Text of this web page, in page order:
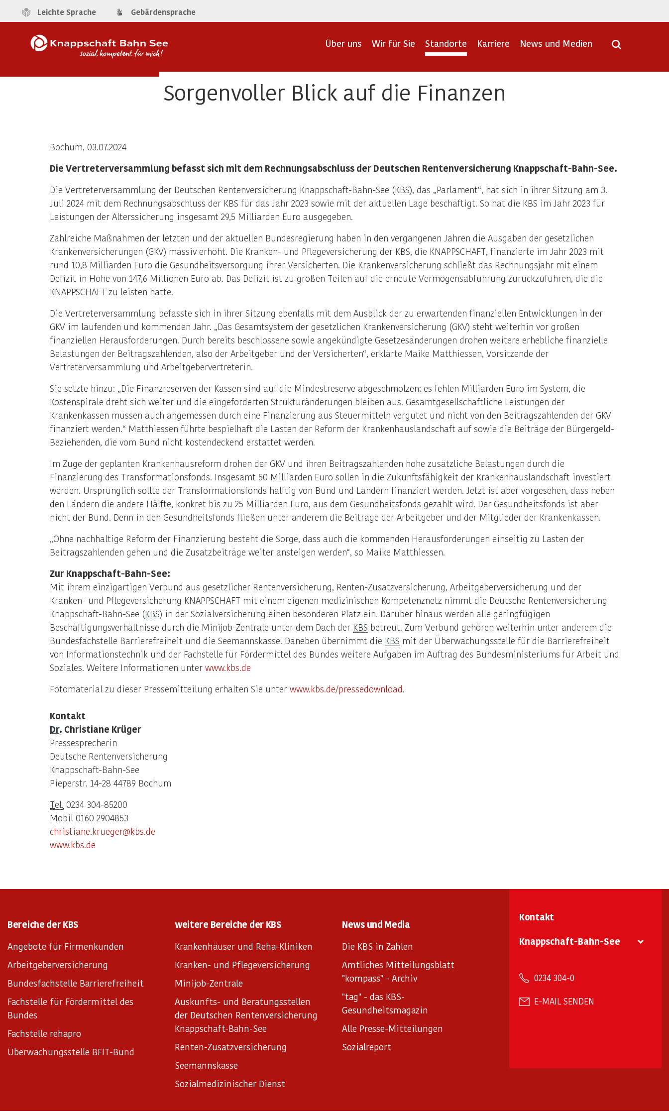
Leichte Sprache Gebärdensprache
Über uns Wir für Sie Standorte Karriere News und Medien
Sorgenvoller Blick auf die Finanzen
Bochum, 03.07.2024
Die Vertreterversammlung befasst sich mit dem Rechnungsabschluss der Deutschen Rentenversicherung Knappschaft-Bahn-See.
Die Vertreterversammlung der Deutschen Rentenversicherung Knappschaft-Bahn-See (KBS), das „Parlament“, hat sich in ihrer Sitzung am 3.
Juli 2024 mit dem Rechnungsabschluss der KBS für das Jahr 2023 sowie mit der aktuellen Lage beschäftigt. So hat die KBS im Jahr 2023 für
Leistungen der Alterssicherung insgesamt 29,5 Milliarden Euro ausgegeben.
Zahlreiche Maßnahmen der letzten und der aktuellen Bundesregierung haben in den vergangenen Jahren die Ausgaben der gesetzlichen
Krankenversicherungen (GKV) massiv erhöht. Die Kranken- und Pflegeversicherung der KBS, die KNAPPSCHAFT, finanzierte im Jahr 2023 mit
rund 10,8 Milliarden Euro die Gesundheitsversorgung ihrer Versicherten. Die Krankenversicherung schließt das Rechnungsjahr mit einem
Defizit in Höhe von 147,6 Millionen Euro ab. Das Defizit ist zu großen Teilen auf die erneute Vermögensabführung zurückzuführen, die die
KNAPPSCHAFT zu leisten hatte.
Die Vertreterversammlung befasste sich in ihrer Sitzung ebenfalls mit dem Ausblick der zu erwartenden finanziellen Entwicklungen in der
GKV im laufenden und kommenden Jahr. „Das Gesamtsystem der gesetzlichen Krankenversicherung (GKV) steht weiterhin vor großen
finanziellen Herausforderungen. Durch bereits beschlossene sowie angekündigte Gesetzesänderungen drohen weitere erhebliche finanzielle
Belastungen der Beitragszahlenden, also der Arbeitgeber und der Versicherten“, erklärte Maike Matthiessen, Vorsitzende der
Vertreterversammlung und Arbeitgebervertreterin.
Sie setzte hinzu: „Die Finanzreserven der Kassen sind auf die Mindestreserve abgeschmolzen; es fehlen Milliarden Euro im System, die
Kostenspirale dreht sich weiter und die eingeforderten Strukturänderungen bleiben aus. Gesamtgesellschaftliche Leistungen der
Krankenkassen müssen auch angemessen durch eine Finanzierung aus Steuermitteln vergütet und nicht von den Beitragszahlenden der GKV
finanziert werden.“ Matthiessen führte bespielhaft die Lasten der Reform der Krankenhauslandschaft auf sowie die Beiträge der Bürgergeld-
Beziehenden, die vom Bund nicht kostendeckend erstattet werden.
Im Zuge der geplanten Krankenhausreform drohen der GKV und ihren Beitragszahlenden hohe zusätzliche Belastungen durch die
Finanzierung des Transformationsfonds. Insgesamt 50 Milliarden Euro sollen in die Zukunftsfähigkeit der Krankenhauslandschaft investiert
werden. Ursprünglich sollte der Transformationsfonds hälftig von Bund und Ländern finanziert werden. Jetzt ist aber vorgesehen, dass neben
den Ländern die andere Hälfte, konkret bis zu 25 Milliarden Euro, aus dem Gesundheitsfonds gezahlt wird. Der Gesundheitsfonds ist aber
nicht der Bund. Denn in den Gesundheitsfonds fließen unter anderem die Beiträge der Arbeitgeber und der Mitglieder der Krankenkassen.
„Ohne nachhaltige Reform der Finanzierung besteht die Sorge, dass auch die kommenden Herausforderungen einseitig zu Lasten der
Beitragszahlenden gehen und die Zusatzbeiträge weiter ansteigen werden“, so Maike Matthiessen.
Zur Knappschaft-Bahn-See:
Mit ihrem einzigartigen Verbund aus gesetzlicher Rentenversicherung, Renten-Zusatzversicherung, Arbeitgeberversicherung und der
Kranken- und Pflegeversicherung KNAPPSCHAFT mit einem eigenen medizinischen Kompetenznetz nimmt die Deutsche Rentenversicherung
Knappschaft-Bahn-See (KBS) in der Sozialversicherung einen besonderen Platz ein. Darüber hinaus werden alle geringfügigen
Beschäftigungsverhältnisse durch die Minijob-Zentrale unter dem Dach der KBS betreut. Zum Verbund gehören weiterhin unter anderem die
Bundesfachstelle Barrierefreiheit und die Seemannskasse. Daneben übernimmt die KBS mit der Überwachungsstelle für die Barrierefreiheit
von Informationstechnik und der Fachstelle für Fördermittel des Bundes weitere Aufgaben im Auftrag des Bundesministeriums für Arbeit und
Soziales. Weitere Informationen unter www.kbs.de
Fotomaterial zu dieser Pressemitteilung erhalten Sie unter www.kbs.de/pressedownload
Kontakt
Dr. Christiane Krüger
Pressesprecherin
Deutsche Rentenversicherung
Knappschaft-Bahn-See
Pieperstr. 14-28 44789 Bochum
Tel. 0234 304-85200
Mobil 0160 2904853
christiane.krueger@kbs.de
www.kbs.de
Bereiche der KBS
Angebote für Firmenkunden
Arbeitgeberversicherung
Bundesfachstelle Barrierefreiheit
Fachstelle für Fördermittel des
Bundes
Fachstelle rehapro
Überwachungsstelle BFIT-Bund
weitere Bereiche der KBS
Krankenhäuser und Reha-Kliniken
Kranken- und Pflegeversicherung
Minijob-Zentrale
Auskunfts- und Beratungsstellen
der Deutschen Rentenversicherung
Knappschaft-Bahn-See
Renten-Zusatzversicherung
Seemannskasse
Sozialmedizinischer Dienst
News und Media
Die KBS in Zahlen
Amtliches Mitteilungsblatt
"kompass" - Archiv
"tag" - das KBS-
Gesundheitsmagazin
Alle Presse-Mitteilungen
Sozialreport
Kontakt
Knappschaft-Bahn-See
0234 304-0
E-MAIL SENDEN